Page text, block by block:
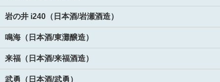
岩の井 i240（日本酒/岩瀬酒造）
鳴海（日本酒/東灘醸造）
来福（日本酒/来福酒造）
武勇（日本酒/武勇）